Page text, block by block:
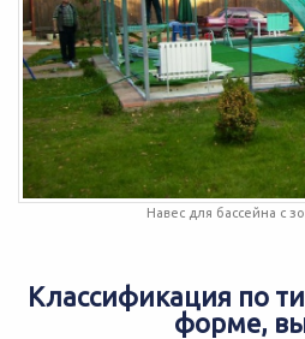
Навес для бассейна с
Классификация по
форме,